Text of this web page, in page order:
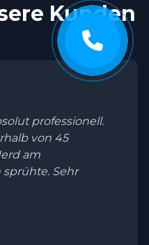
Kunden
professionell.
von 45
am
Sehr